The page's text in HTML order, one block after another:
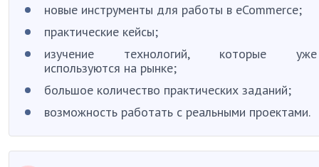
новые инструменты для работы в eCommerce;
практические кейсы;
изучение технологий, которые уже
используются на рынке;
большое количество практических заданий;
возможность работать с реальными проектами.